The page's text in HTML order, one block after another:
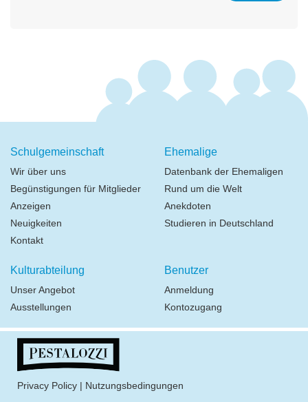
Schulgemeinschaft
Wir über uns
Begünstigungen für Mitglieder
Anzeigen
Neuigkeiten
Kontakt
Ehemalige
Datenbank der Ehemaligen
Rund um die Welt
Anekdoten
Studieren in Deutschland
Kulturabteilung
Unser Angebot
Ausstellungen
Benutzer
Anmeldung
Kontozugang
Privacy Policy | Nutzungsbedingungen